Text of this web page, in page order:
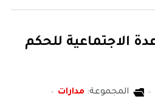
الاجتماعية للحكم
المجموعة: مدارات